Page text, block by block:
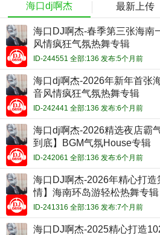
海口dj啊杰 最新上传
海口DJ啊杰-春季第三张海南
风情疯狂气氛热舞专辑
ID-244551 全部:136 发布:5个月前
海口dj啊杰-2026年新年首张
音风情疯狂气氛热舞专辑
ID-242441 全部:136 发布:6个月前
海口dj啊杰-2026精选夜店霸
到底】BGM气氛House专辑
ID-242061 全部:136 发布:6个月前
海口DJ啊杰-2026年精心打
情】海南环岛游轻松热舞专辑
ID-241316 全部:136 发布:7个月前
海口DJ啊杰-2025精心打造